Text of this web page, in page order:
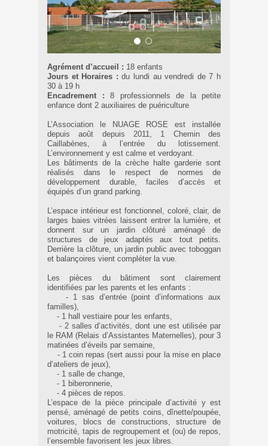
Agrément d’accueil : 18 enfants
Jours et Horaires : du lundi au vendredi de 7 h
30 à 19 h
Encadrement : 8 professionnels de la petite
enfance dont 2 auxiliaires de puériculture
L’Association le NUAGE ROSE est installée
depuis août depuis 2011, 1 Chemin des
Caillabènes, à l’entrée du lotissement.
L’environnement y est calme et verdoyant.
Les bâtiments de la crèche halte garderie sont
réalisés dans le respect de normes de
développement durable, faciles d’accès et
équipés d’un grand parking.
L’espace intérieur est fonctionnel, coloré, clair, de
larges baies vitrées laissent entrer la lumière, et
donnent sur un jardin clôturé aménagé de
structures de jeux adaptés aux tout petits.
Derrière la clôture, un jardin public avec toboggan
et balançoires vient compléter la vue.
Les pièces du bâtiment sont clairement
identifiées par les parents et les enfants :
- 1 sas d’entrée (point d’informations aux
familles),
- 1 hall vestiaire pour les enfants,
- 2 salles d’activités, dont une est utilisée par
le RAM (Relais d’Assistantes Maternelles), pour 3
matinées d’éveils par semaine,
- 1 coin repas (sert aussi pour la mise en place
d’ateliers de jeux),
- 1 salle de change,
- 1 biberonnerie,
- 4 pièces de repos.
L’espace de la pièce principale d’activité y est
pensé, aménagé de petits coins, dînette/poupée,
voitures, blocs de constructions, structure de
motricité, tapis de regroupement et (ou) de repos,
l’ensemble favorisent les jeux libres.